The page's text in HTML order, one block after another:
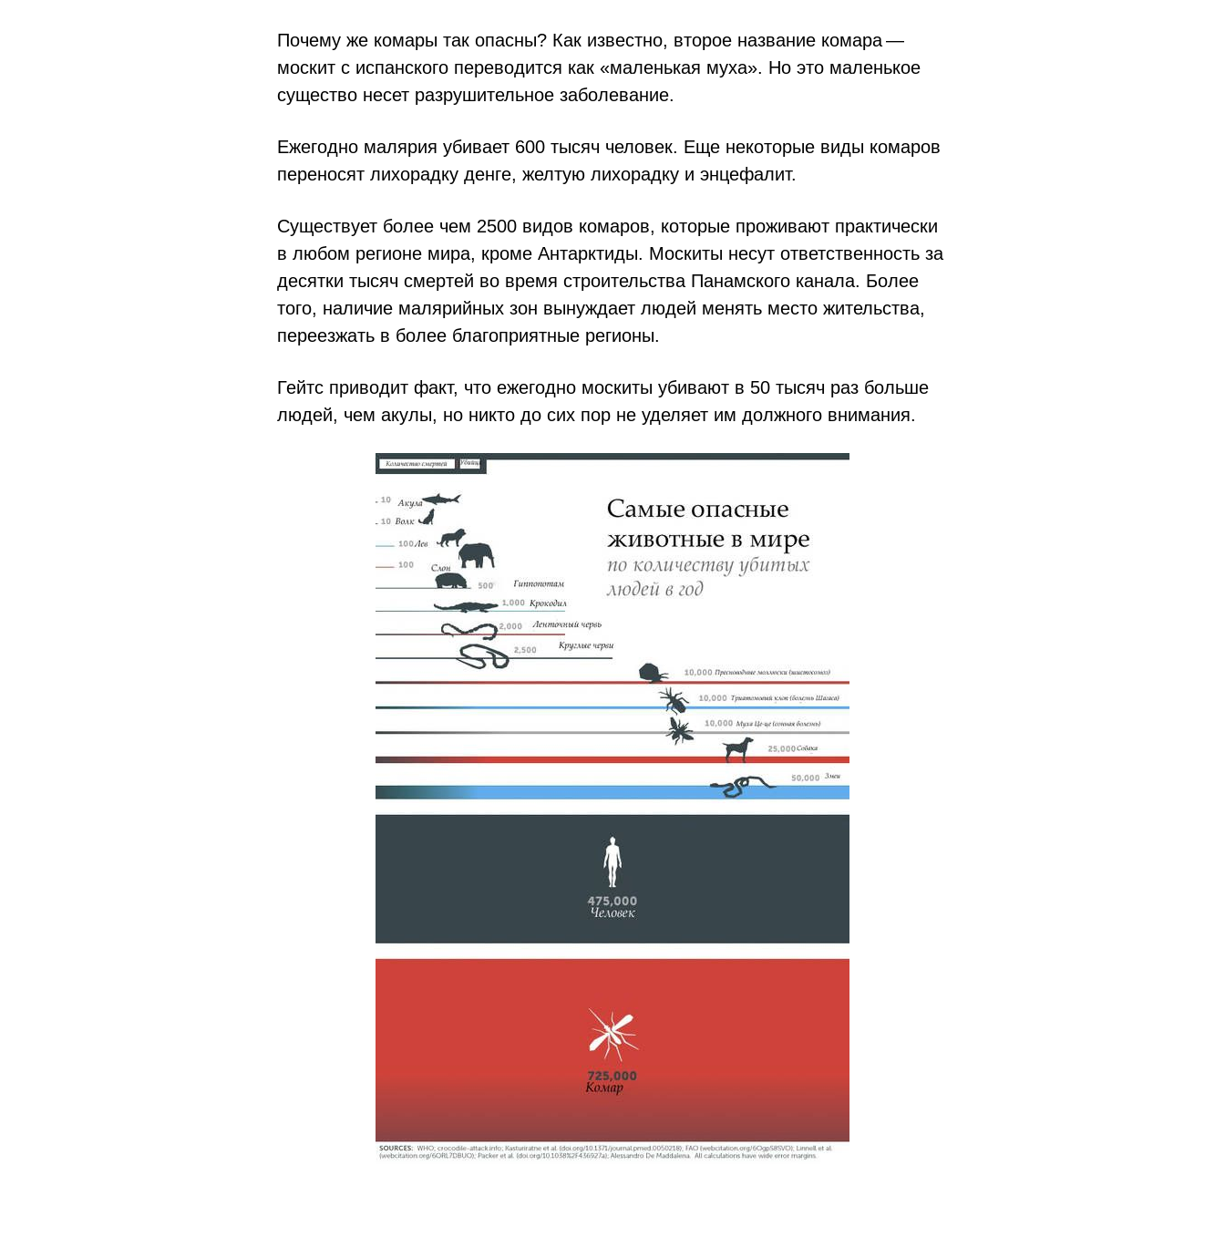
Почему же комары так опасны? Как известно, второе название комара —
москит с испанского переводится как «маленькая муха». Но это маленькое
существо несет разрушительное заболевание.
Ежегодно малярия убивает 600 тысяч человек. Еще некоторые виды комаров
переносят лихорадку денге, желтую лихорадку и энцефалит.
Существует более чем 2500 видов комаров, которые проживают практически
в любом регионе мира, кроме Антарктиды. Москиты несут ответственность за
десятки тысяч смертей во время строительства Панамского канала. Более
того, наличие малярийных зон вынуждает людей менять место жительства,
переезжать в более благоприятные регионы.
Гейтс приводит факт, что ежегодно москиты убивают в 50 тысяч раз больше
людей, чем акулы, но никто до сих пор не уделяет им должного внимания.